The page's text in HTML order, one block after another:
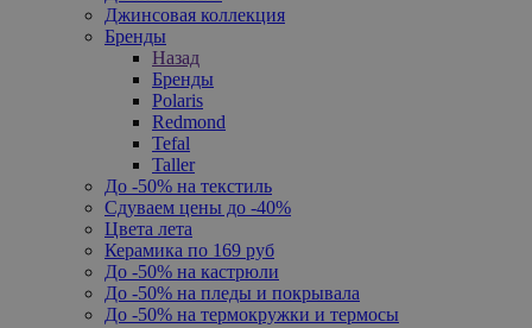
Джинсовая коллекция
Бренды
Назад
Бренды
Polaris
Redmond
Tefal
Taller
До -50% на текстиль
Сдуваем цены до -40%
Цвета лета
Керамика по 169 руб
До -50% на кастрюли
До -50% на пледы и покрывала
До -50% на термокружки и термосы